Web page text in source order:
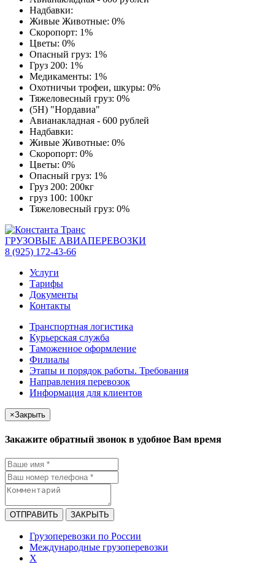
Надбавки:
Живые Животные: 0%
Скоропорт: 1%
Цветы: 0%
Опасный груз: 1%
Груз 200: 1%
Медикаменты: 1%
Охотничьи трофеи, шкуры: 0%
Тяжеловесный груз: 0%
(5Н) "Нордавиа"
Авианакладная - 600 рублей
Надбавки:
Живые Животные: 0%
Скоропорт: 0%
Цветы: 0%
Опасный груз: 1%
Груз 200: 200кг
груз 100: 100кг
Тяжеловесный груз: 0%
ГРУЗОВЫЕ АВИАПЕРЕВОЗКИ
8 (925) 172-43-66
Услуги
Тарифы
Документы
Контакты
Транспортная логистика
Курьерская служба
Таможенное оформление
Филиалы
Этапы и порядок работы. Требования
Направления перевозок
Информация для клиентов
×Закрыть
Закажите обратный звонок в удобное Вам время
ОТПРАВИТЬ ЗАКРЫТЬ
Грузоперевозки по России
Международные грузоперевозки
X